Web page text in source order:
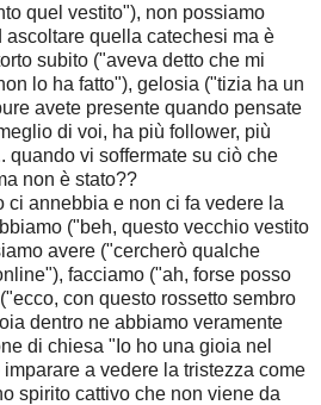
quel vestito"), non possiamo
quella catechesi ma è
subito ("aveva detto che mi
lo ha fatto"), gelosia ("tizia ha un
avete presente quando pensate
di voi, ha più follower, più
quando vi soffermate su ciò che
non è stato??
ci annebbia e non ci fa vedere la
("beh, questo vecchio vestito
avere ("cercherò qualche
facciamo ("ah, forse posso
con questo rossetto sembro
dentro ne abbiamo veramente
di chiesa "Io ho una gioia nel
a vedere la tristezza come
spirito cattivo che non viene da